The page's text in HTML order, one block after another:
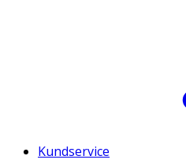
Kundservice